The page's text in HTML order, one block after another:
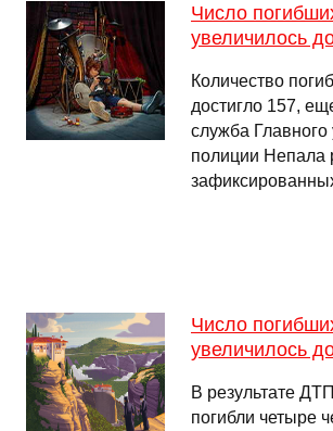
Число
увеличилось
Количество
достигло 157,
служба
полиции Непала
Число
увеличилось
В результате
погибли четыре